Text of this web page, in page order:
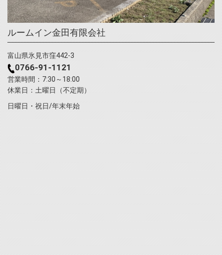
ルームイン金田有限会社
富山県氷見市窪442-3
0766-91-1121
営業時間：7:30～18:00
休業日：土曜日（不定期）
日曜日・祝日/年末年始